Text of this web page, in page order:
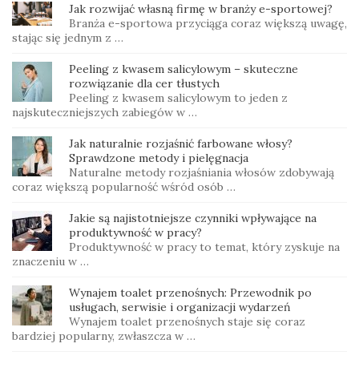
Jak rozwijać własną firmę w branży e-sportowej?
Branża e-sportowa przyciąga coraz większą uwagę,
stając się jednym z …
Peeling z kwasem salicylowym – skuteczne
rozwiązanie dla cer tłustych
Peeling z kwasem salicylowym to jeden z
najskuteczniejszych zabiegów w …
Jak naturalnie rozjaśnić farbowane włosy?
Sprawdzone metody i pielęgnacja
Naturalne metody rozjaśniania włosów zdobywają
coraz większą popularność wśród osób …
Jakie są najistotniejsze czynniki wpływające na
produktywność w pracy?
Produktywność w pracy to temat, który zyskuje na
znaczeniu w …
Wynajem toalet przenośnych: Przewodnik po
usługach, serwisie i organizacji wydarzeń
Wynajem toalet przenośnych staje się coraz
bardziej popularny, zwłaszcza w …